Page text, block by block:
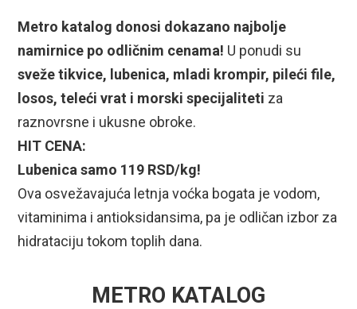
Metro katalog donosi dokazano najbolje
namirnice po odličnim cenama! U ponudi su
sveže tikvice, lubenica, mladi krompir, pileći file,
losos, teleći vrat i morski specijaliteti za
raznovrsne i ukusne obroke.
HIT CENA:
Lubenica samo 119 RSD/kg!
Ova osvežavajuća letnja voćka bogata je vodom,
vitaminima i antioksidansima, pa je odličan izbor za
hidrataciju tokom toplih dana.
METRO KATALOG